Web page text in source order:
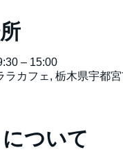
– 15:00
カフェ, 栃木県宇都宮
ついて